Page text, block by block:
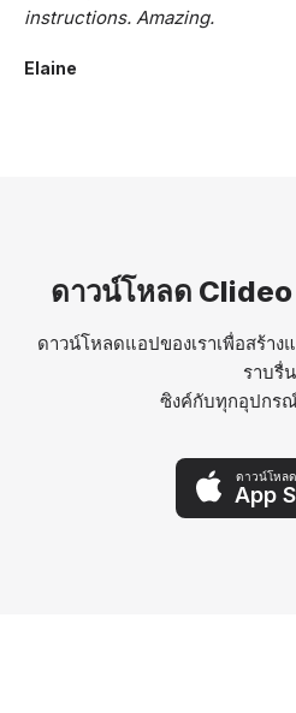
instructions. Amazing.
Elaine
ดาวน์โหลด
ดาวน์โหลดแอปของเราเพื่อสร้าง
ราบรื่น
ซิงค์กับทุกอุปกร
ดาวน์โหล
App